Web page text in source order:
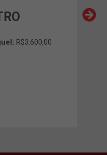
R$3.600,00